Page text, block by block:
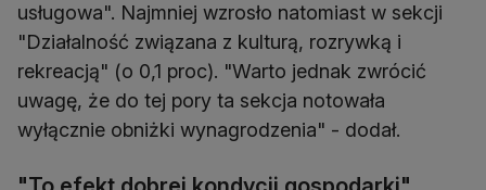
usługowa". Najmniej wzrosło natomiast w sekcji
"Działalność związana z kulturą, rozrywką i
rekreacją" (o 0,1 proc). "Warto jednak zwrócić
uwagę, że do tej pory ta sekcja notowała
wyłącznie obniżki wynagrodzenia" - dodał.